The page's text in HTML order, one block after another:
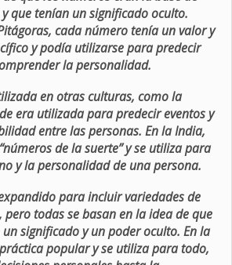
que tenían un significado oculto.
cada número tenía un valor y
y podía utilizarse para predecir
la personalidad.
en otras culturas, como la
era utilizada para predecir eventos y
entre las personas. En la India,
de la suerte” y se utiliza para
y la personalidad de una persona.
para incluir variedades de
pero todas se basan en la idea de que
significado y un poder oculto. En la
popular y se utiliza para todo,